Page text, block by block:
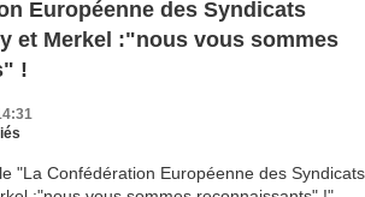
Européenne des Syndicats
et Merkel :"nous vous sommes
!